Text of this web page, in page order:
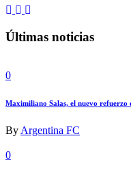
Últimas noticias
0
Maximiliano Salas, el nuevo refuerzo
By Argentina FC
0